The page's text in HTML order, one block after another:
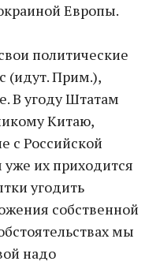
Европы.
политические
(идут. Прим.),
В угоду Штатам
Китаю,
с Российской
их приходится
угодить
собственной
мы
надо